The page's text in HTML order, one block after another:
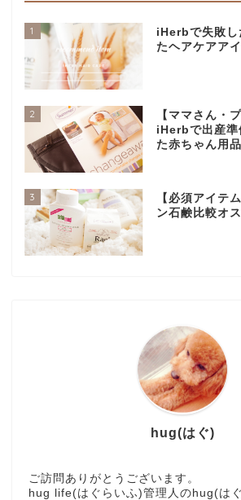
1
iHerbで失敗し
たヘアケアア
2
【ママさん・
iHerbで出産準
た赤ちゃん用品
3
【必須アイテ
ン石鹸比較オ
hug(はぐ)
ご訪問ありがとうございます。
hug life(はぐらいふ)管理人のhug(は